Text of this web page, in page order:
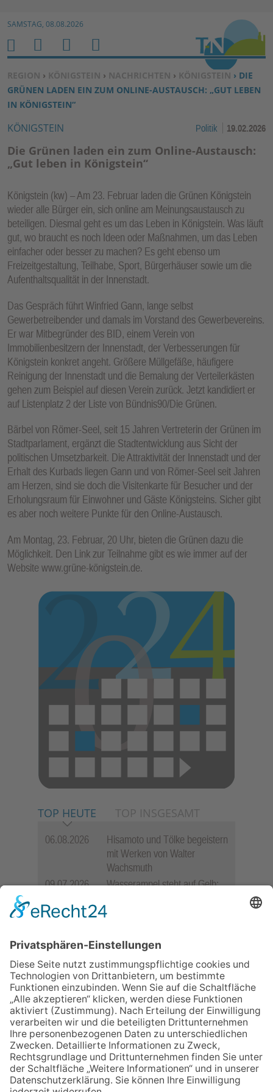
Zum Inhalt springen ↓
SAMSTAG, 08.08.2026
SIE BEFINDEN SICH HIER:
REGION › KÖNIGSTEIN › NACHRICHTEN › KÖNIGSTEIN › DIE
GRÜNEN LADEN EIN ZUM ONLINE-AUSTAUSCH: „GUT LEBEN
IN KÖNIGSTEIN“
KÖNIGSTEIN Politik 19.02.2026
Die Grünen laden ein zum Online-Austausch:
„Gut leben in Königstein“
Königstein (kw) – Am 23. Februar laden die Grünen Königstein
wieder alle Bürger ein, sich online am Meinungsaustausch zu
beteiligen. Diesmal geht es um das Leben in Königstein. Was läuft
gut, wo braucht es noch Ideen oder Maßnahmen, um das Leben
einfacher oder besser zu machen? Es geht ebenso um
Freizeitgestaltung, Teilhabe, Sport, Bürgerhäuser sowie um die
Aufenthaltsqualität in der Innenstadt.
Das Gespräch führt Winfried Gann, lange selbst
Gewerbetreibender und damals im Vorstand des Gewerbevereins.
Er war Mitbegründer des BID, einem Verein von
Immobilienbesitzern der Innenstadt, der Verbesserungen für
Königstein konkret angeht. Größere Müllgefäße, häufigere
Reinigung der Innenstadt und die Bemalung der Verteilerkästen
gehen zum Beispiel auf diesen Verein zurück. Jetzt kandidiert er
auf Listenplatz 2 der Liste von Bündnis90/Die Grünen.
Bärbel von Römer-Seel, seit 15 Jahren Vertreterin der Grünen im
Stadtparlament, ergänzt die Stadtentwicklung aus Sicht der
politischen Umsetzbarkeit. Die Attraktivität der Innenstadt und der
Erhalt des Kurbads liegen Gann und von Römer-Seel seit Jahren
am Herzen, sind sie doch die Visitenkarte für Besucher und der
Erholungsraum für Einwohner und Gäste Königsteins. Sicher gibt
es aber noch weitere Punkte für den Online-Austausch.
Am Montag, 23. Februar, 20 Uhr, bieten die Grünen dazu die
Möglichkeit. Den Link zur Teilnahme gibt es wie immer auf der
Website www.grüne-königstein.de.
TOP HEUTE TOP INSGESAMT
06.08.2026
Hisamoto und Tölke begeistern
mit Werken von Walter
Wachsmuth
09.07.2026
Wasserampel steht auf Gelb:
auf
für Friedrichsdorf?
12.05.2026
Zweisprachige Lesung im 7.
Himmel: Vom Geschenk zum
60. Geburtstag zur Autoren-
Karriere
11.05.2026
FREIE WÄHLER Bad
Homburg starten
Bürgerumfrage für Berliner
Siedlung und
Gartenfeldsiedlung
H
O
M
E
M
E
N
U
S
U
C
H
E
N
B
E
N
E
R
U
N
K
TI
O
N
E
N